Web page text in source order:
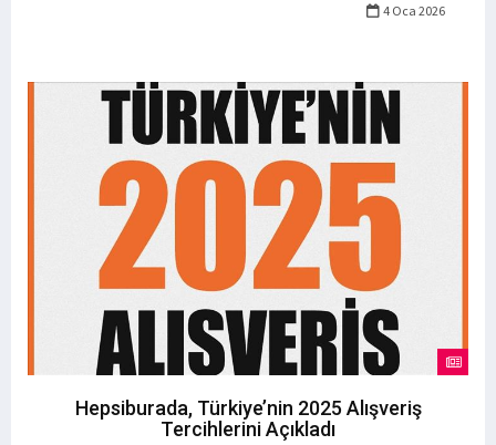
4 Oca 2026
Hepsiburada, Türkiye’nin 2025 Alışveriş
Tercihlerini Açıkladı